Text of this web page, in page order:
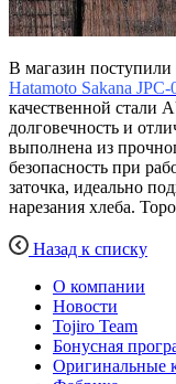
В магазин поступили
Hatamoto Sakana JPC-
качественной стали
долговечность и
выполнена из
безопасность при
заточка, идеально
нарезания хлеба.
Назад к списку
О компании
Новости
Tojiro Team
Бонусная
Оригинальные